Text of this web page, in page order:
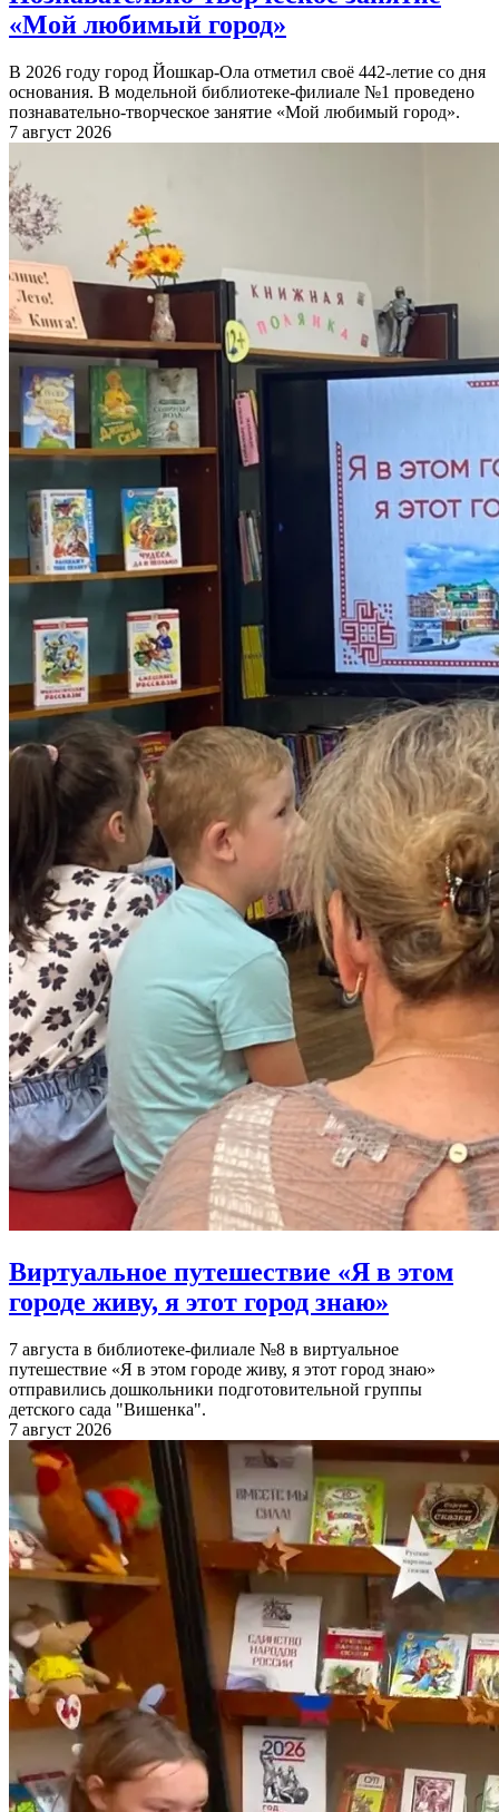
«Мой любимый город»
В 2026 году город Йошкар-Ола отметил своё 442-летие со дня
основания. В модельной библиотеке-филиале №1 проведено
познавательно-творческое занятие «Мой любимый город».
7 август 2026
Виртуальное путешествие «Я в этом
городе живу, я этот город знаю»
7 августа в библиотеке-филиале №8 в виртуальное
путешествие «Я в этом городе живу, я этот город знаю»
отправились дошкольники подготовительной группы
детского сада "Вишенка".
7 август 2026